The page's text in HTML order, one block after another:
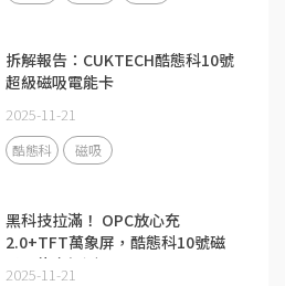
拆解報告：CUKTECH酷態科10號
超級磁吸電能卡
2025-11-21
酷態科 磁吸
黑科技拉滿！ OPC放心充
2.0+TFT萬象屏，酷態科10號磁
吸電能卡評測
2025-11-21